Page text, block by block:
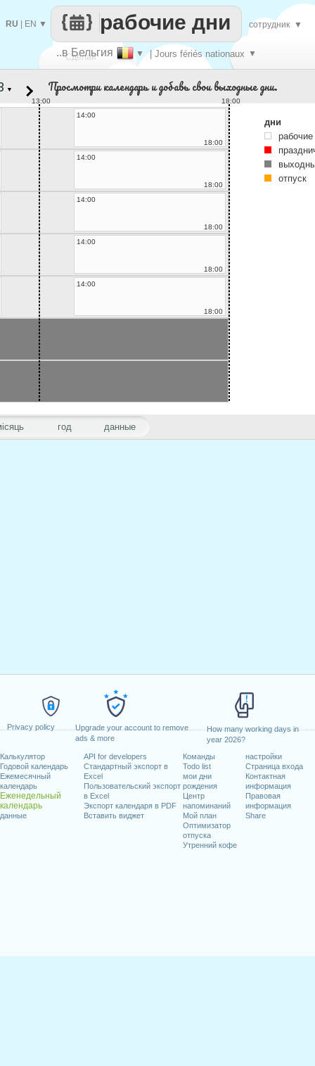
Privacy policy
Upgrade your account to remove
ads & more
How many working days in
year 2026?
Калькулятор
Годовой календарь
Ежемесячный
календарь
Еженедельный
календарь
данные
API for developers
Стандартный экспорт в
Excel
Пользовательский экспорт
в Excel
Экспорт календаря в PDF
Вставить виджет
Команды
Todo list
мои дни
рождения
Центр
напоминаний
Мой план
Оптимизатор
отпуска
Утренний кофе
настройки
Страница входа
Контактная
информация
Правовая
информация
Share
Сделай
..в Бельгия ▼ | Jours fériés nationaux ▼
рабочие дни
RU EN ▼ сотрудник ▼
год данные
▼ Просмотри календарь и добавь свои выходные дни.
13:00
18:00
14:00
18:00
14:00
18:00
14:00
18:00
14:00
18:00
14:00
18:00
дни
отпуск